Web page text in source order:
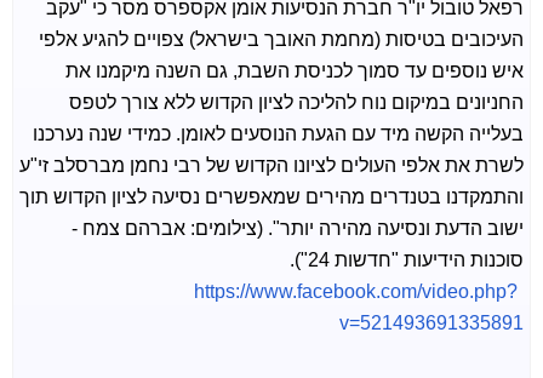
רפאל טובול יו"ר חברת הנסיעות אומן אקספרס מסר כי "עקב
העיכובים בטיסות (מחמת האובך בישראל) צפויים להגיע אלפי
איש נוספים עד סמוך לכניסת השבת, גם השנה מיקמנו את
החניונים במיקום נוח להליכה לציון הקדוש ללא צורך לטפס
בעלייה הקשה מיד עם הגעת הנוסעים לאומן. כמידי שנה נערכנו
לשרת את אלפי העולים לציונו הקדוש של רבי נחמן מברסלב זי"ע
והתמקדנו בטנדרים מהירים שמאפשרים נסיעה לציון הקדוש תוך
ישוב הדעת ונסיעה מהירה יותר". (צילומים: אברהם צמח -
סוכנות הידיעות "חדשות 24").
https://www.facebook.com/video.php?
v=521493691335891